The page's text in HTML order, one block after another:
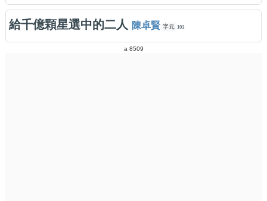
給千億顆星選中的二人 陳卓賢 字元 101
a 8509